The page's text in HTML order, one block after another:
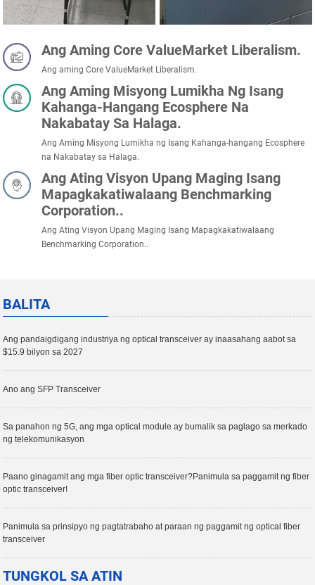
Ang Aming Core ValueMarket Liberalism.
Ang aming Core ValueMarket Liberalism.
Ang Aming Misyong Lumikha Ng Isang
Kahanga-Hangang Ecosphere Na
Nakabatay Sa Halaga.
Ang Aming Misyong Lumikha ng Isang Kahanga-hangang Ecosphere
na Nakabatay sa Halaga.
Ang Ating Visyon Upang Maging Isang
Mapagkakatiwalaang Benchmarking
Corporation..
Ang Ating Visyon Upang Maging Isang Mapagkakatiwalaang
Benchmarking Corporation..
BALITA
Ang pandaigdigang industriya ng optical transceiver ay inaasahang aabot sa
$15.9 bilyon sa 2027
Ano ang SFP Transceiver
Sa panahon ng 5G, ang mga optical module ay bumalik sa paglago sa merkado
ng telekomunikasyon
Paano ginagamit ang mga fiber optic transceiver?Panimula sa paggamit ng fiber
optic transceiver!
Panimula sa prinsipyo ng pagtatrabaho at paraan ng paggamit ng optical fiber
transceiver
TUNGKOL SA ATIN